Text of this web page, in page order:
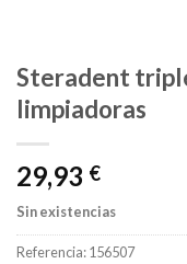
Steradent
limpiadoras
29,93 €
Sin existencias
Referencia:156507